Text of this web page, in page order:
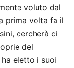
voluto dal
prima volta fa il
cercherà di
del
eletto i suoi